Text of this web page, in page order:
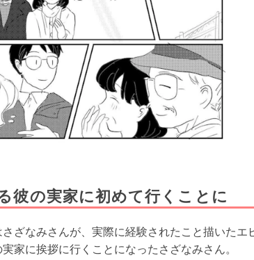
彼の実家に初めて行くことに
さざなみさんが、実際に経験されたこと描いたエ
家に挨拶に行くことになったさざなみさん。